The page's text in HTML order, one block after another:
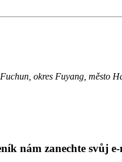
okres Fuyang, město
nám zanechte svůj